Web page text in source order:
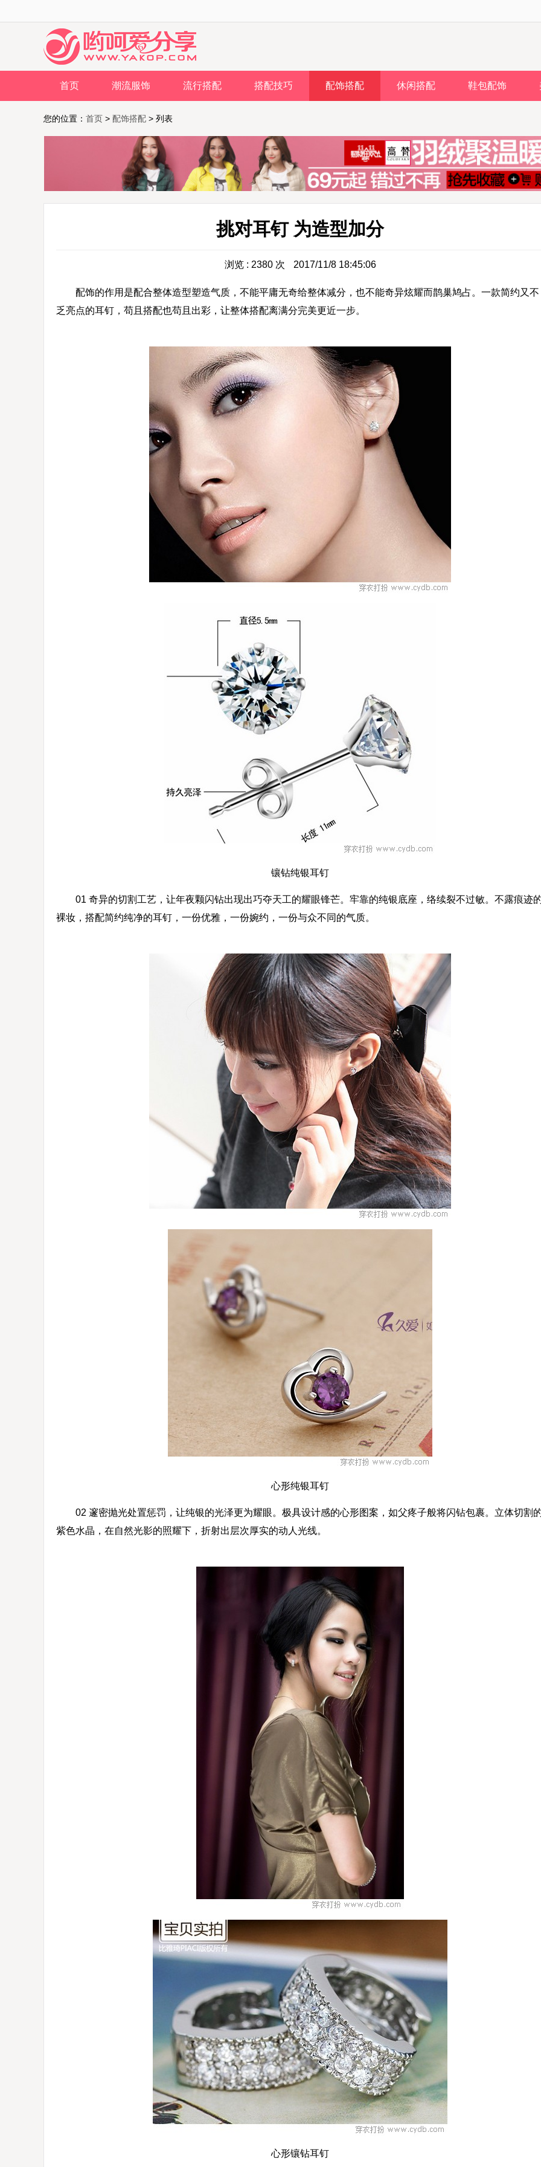
首页 潮流服饰 流行搭配 搭配技巧 配饰搭配 休闲搭配 鞋包配饰
您的位置： 首页 > 配饰搭配 > 列表
挑对耳钉 为造型加分
浏览 : 2380 次 2017/11/8 18:45:06
配饰的作用是配合整体造型塑造气质，不能平庸无奇给整体减分，也不能奇异炫耀而鹊巢鸠占。一款简约又不
乏亮点的耳钉，苟且搭配也苟且出彩，让整体搭配离满分完美更近一步。
镶钻纯银耳钉
01 奇异的切割工艺，让年夜颗闪钻出现出巧夺天工的耀眼锋芒。牢靠的纯银底座，络续裂不过敏。不露痕迹
裸妆，搭配简约纯净的耳钉，一份优雅，一份婉约，一份与众不同的气质。
心形纯银耳钉
02 邃密抛光处置惩罚，让纯银的光泽更为耀眼。极具设计感的心形图案，如父疼子般将闪钻包裹。立体切割
紫色水晶，在自然光影的照耀下，折射出层次厚实的动人光线。
心形镶钻耳钉